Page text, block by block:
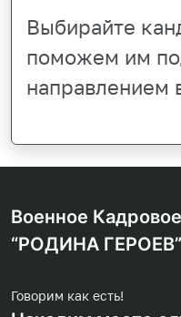
Выбирайте
поможем им
направлением
Говорим как есть!
Военное
“РОДИНА ГЕРОЕВ”